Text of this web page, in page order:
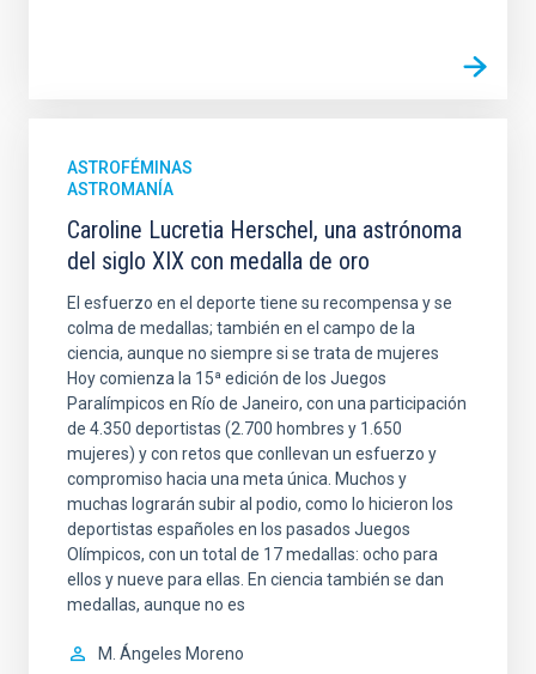
ASTROFÉMINAS
ASTROMANÍA
Caroline Lucretia Herschel, una astrónoma
del siglo XIX con medalla de oro
El esfuerzo en el deporte tiene su recompensa y se
colma de medallas; también en el campo de la
ciencia, aunque no siempre si se trata de mujeres
Hoy comienza la 15ª edición de los Juegos
Paralímpicos en Río de Janeiro, con una participación
de 4.350 deportistas (2.700 hombres y 1.650
mujeres) y con retos que conllevan un esfuerzo y
compromiso hacia una meta única. Muchos y
muchas lograrán subir al podio, como lo hicieron los
deportistas españoles en los pasados Juegos
Olímpicos, con un total de 17 medallas: ocho para
ellos y nueve para ellas. En ciencia también se dan
medallas, aunque no es
M. Ángeles Moreno